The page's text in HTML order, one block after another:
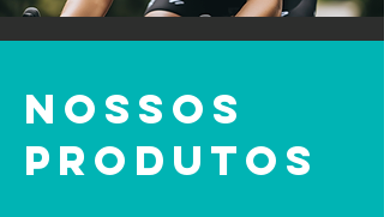
NOSSOS
PRODUTOS